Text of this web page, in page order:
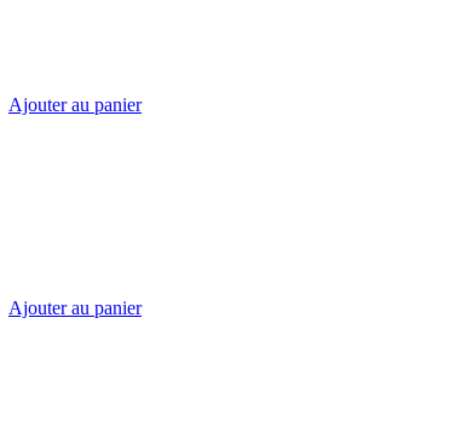
Ajouter au panier
Ajouter au panier